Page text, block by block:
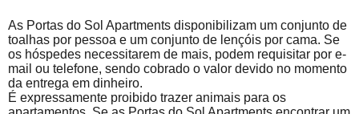
As Portas do Sol Apartments disponibilizam um conjunto de
toalhas por pessoa e um conjunto de lençóis por cama. Se
os hóspedes necessitarem de mais, podem requisitar por e-
mail ou telefone, sendo cobrado o valor devido no momento
da entrega em dinheiro.
É expressamente proibido trazer animais para os